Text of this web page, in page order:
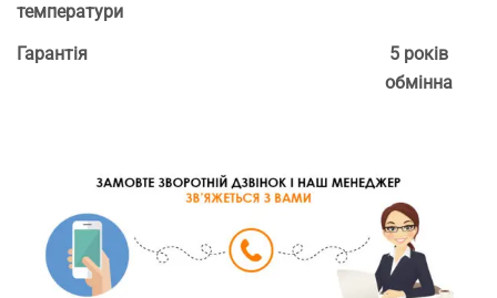
температури
Гарантія
5 років
обмінна